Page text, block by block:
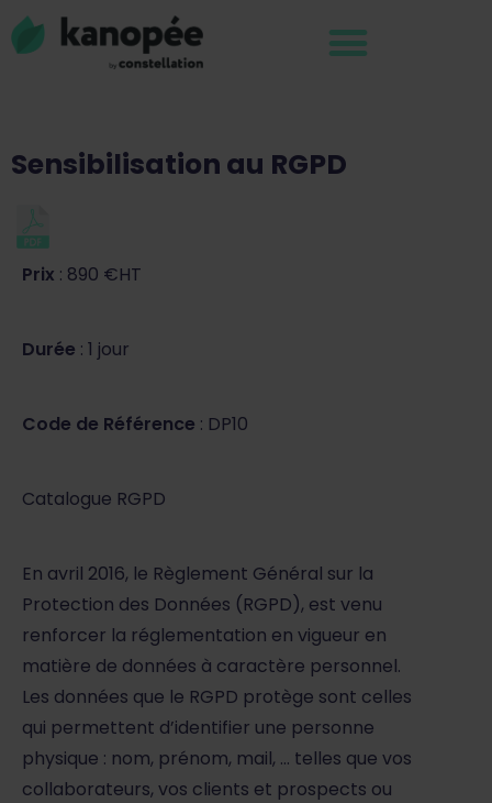
Sensibilisation au RGPD
Prix : 890 €HT
Durée : 1 jour
Code de Référence : DP10
Catalogue RGPD
En avril 2016, le Règlement Général sur la
Protection des Données (RGPD), est venu
renforcer la réglementation en vigueur en
matière de données à caractère personnel.
Les données que le RGPD protège sont celles
qui permettent d’identifier une personne
physique : nom, prénom, mail, … telles que vos
collaborateurs, vos clients et prospects ou